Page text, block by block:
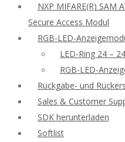
NXP MIFARE(R) SAM
Secure Access Modul
RGB-LED-
LED-Ring 24 –
RGB-LED-
Rückgabe- und
Sales & Customer
SDK herunterladen
Softlist